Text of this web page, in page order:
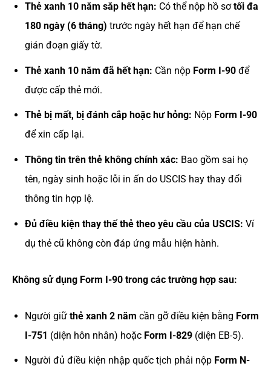
Thẻ xanh 10 năm sắp hết hạn: Có thể nộp hồ sơtối đa
180 ngày (6 tháng) trước ngày hết hạn để hạn chế
gián đoạn giấy tờ.
Thẻ xanh 10 năm đã hết hạn: Cần nộp Form I-90để
được cấp thẻ mới.
Thẻ bị mất, bị đánh cắp hoặc hư hỏng: Nộp Form I-90
để xin cấp lại.
Thông tin trên thẻ không chính xác: Bao gồm sai họ
tên, ngày sinh hoặc lỗi in ấn do USCIS hay thay đổi
thông tin hợp lệ.
Đủ điều kiện thay thế thẻ theo yêu cầu của USCIS: Ví
dụ thẻ cũ không còn đáp ứng mẫu hiện hành.
Không sử dụng Form I-90 trong các trường hợp sau:
Người giữ thẻ xanh 2 năm cần gỡ điều kiện bằng Form
I-751 (diện hôn nhân) hoặc Form I-829(diện EB-5).
Người đủ điều kiện nhập quốc tịch phải nộp Form N-